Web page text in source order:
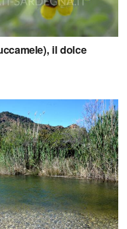
il dolce